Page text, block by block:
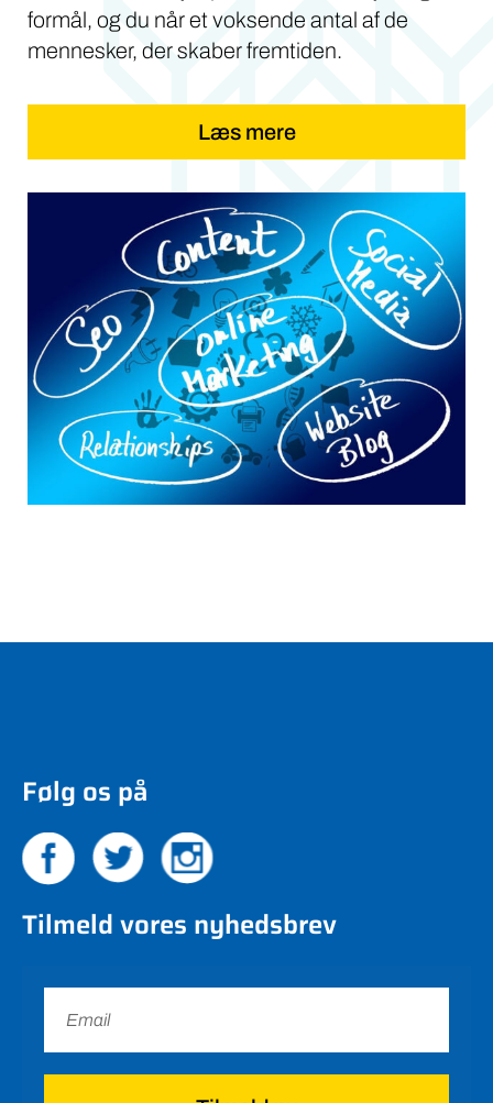
Med annoncer hjælper du vores arbejde og
formål, og du når et voksende antal af de
Læs mere
Følg os på
Tilmeld vores nyhedsbrev